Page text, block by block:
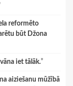
reformēto
būt Džona
iet tālāk.”
aiziešanu mūžībā